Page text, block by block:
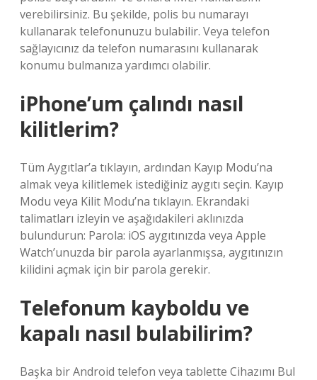
verebilirsiniz. Bu şekilde, polis bu numarayı
kullanarak telefonunuzu bulabilir. Veya telefon
sağlayıcınız da telefon numarasını kullanarak
konumu bulmanıza yardımcı olabilir.
iPhone’um çalındı nasıl
kilitlerim?
Tüm Aygıtlar’a tıklayın, ardından Kayıp Modu’na
almak veya kilitlemek istediğiniz aygıtı seçin. Kayıp
Modu veya Kilit Modu’na tıklayın. Ekrandaki
talimatları izleyin ve aşağıdakileri aklınızda
bulundurun: Parola: iOS aygıtınızda veya Apple
Watch’unuzda bir parola ayarlanmışsa, aygıtınızın
kilidini açmak için bir parola gerekir.
Telefonum kayboldu ve
kapalı nasıl bulabilirim?
Başka bir Android telefon veya tablette Cihazımı Bul